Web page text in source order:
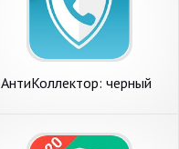
АнтиКоллектор: черный